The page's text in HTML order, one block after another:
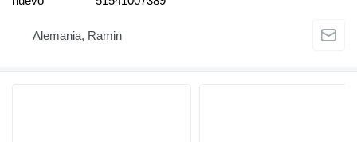
Alemania, Ramin